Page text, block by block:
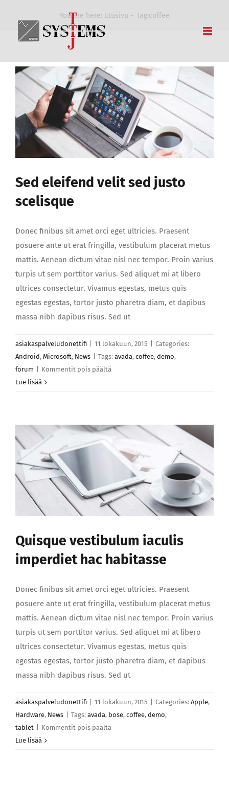
content
You are here: Etusivu Tag:coffee
Sed eleifend velit sed justo
scelisque
Donec finibus sit amet orci eget ultricies. Praesent
posuere ante ut erat fringilla, vestibulum placerat metus
mattis. Aenean dictum vitae nisl nec tempor. Proin varius
turpis ut sem porttitor varius. Sed aliquet mi at libero
ultrices consectetur. Vivamus egestas, metus quis
egestas egestas, tortor justo pharetra diam, et dapibus
massa nibh dapibus risus. Sed ut
asiakaspalveludonettifi 11 lokakuun, 2015
Categories:
Android, Microsoft, News Tags: avada, coffee, demo,
forum
Kommentit pois päältä
justo
Lue lisää
Quisque vestibulum iaculis
imperdiet hac habitasse
Donec finibus sit amet orci eget ultricies. Praesent
posuere ante ut erat fringilla, vestibulum placerat metus
mattis. Aenean dictum vitae nisl nec tempor. Proin varius
turpis ut sem porttitor varius. Sed aliquet mi at libero
ultrices consectetur. Vivamus egestas, metus quis
egestas egestas, tortor justo pharetra diam, et dapibus
massa nibh dapibus risus. Sed ut
asiakaspalveludonettifi 11 lokakuun, 2015 Categories: Apple,
Hardware, News Tags: avada, bose, coffee, demo,
tablet
Kommentit pois päältä
Lue lisää